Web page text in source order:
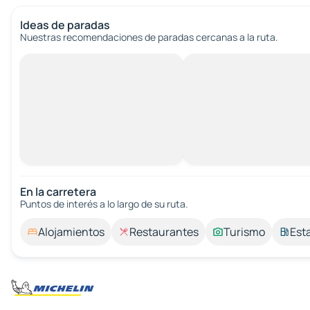
Ideas de paradas
Nuestras recomendaciones de paradas cercanas a la ruta.
En la carretera
Puntos de interés a lo largo de su ruta.
Alojamientos Restaurantes Turismo